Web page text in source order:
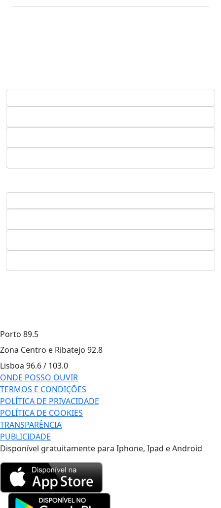
Porto 89.5
Zona Centro e Ribatejo 92.8
Lisboa 96.6 / 103.0
ONDE POSSO OUVIR
TERMOS E CONDIÇÕES
POLÍTICA DE PRIVACIDADE
POLÍTICA DE COOKIES
TRANSPARÊNCIA
PUBLICIDADE
Disponível gratuitamente para Iphone, Ipad e Android